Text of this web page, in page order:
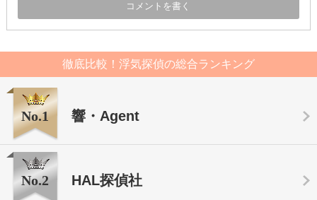
徹底比較！浮気探偵の総合ランキング
No.1 響・Agent
No.2 HAL探偵社